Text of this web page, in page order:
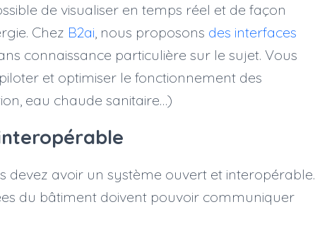
de visualiser en temps réel et de façon
Chez B2ai, nous proposons des interfaces
connaissance particulière sur le sujet. Vous
et optimiser le fonctionnement des
eau chaude sanitaire…)
devez avoir un système ouvert et interopérable.
du bâtiment doivent pouvoir communiquer